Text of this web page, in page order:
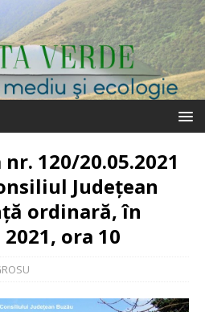
120/20.05.2021
Judeţean
ordinară, în
ora 10